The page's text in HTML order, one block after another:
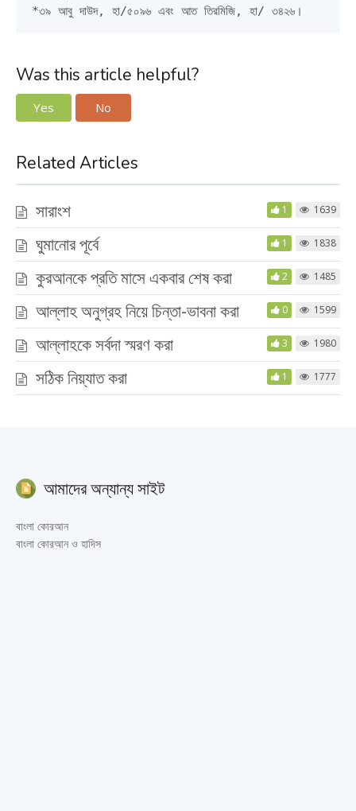
*৩৯ আবু দাউদ, হা/৫০৯৬ এবং আত তিরমিজি, হা/ ৩৪২৬।
Was this article helpful?
Yes No
Related Articles
সারাংশ 1 1639
ঘুমানোর পূর্বে 1 1838
কুরআনকে প্রতি মাসে একবার শেষ করা 2 1485
আল্লাহ অনুগ্রহ নিয়ে চিন্তা-ভাবনা করা 0 1599
আল্লাহকে সর্বদা স্মরণ করা 3 1980
সঠিক নিয়্যাত করা 1 1777
আমাদের অন্যান্য সাইট
বাংলা কোরআন
বাংলা কোরআন ও হাদিস